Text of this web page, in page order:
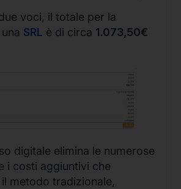
voci, il totale per la
SRL è di circa 1.073,50€
digitale elimina le numerose
i costi aggiuntivi che
metodo tradizionale,